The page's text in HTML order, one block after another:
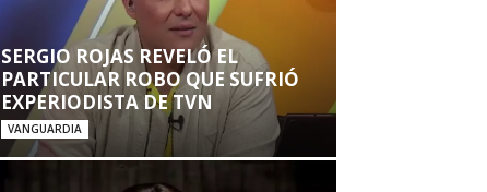
SERGIO ROJAS REVELÓ EL
PARTICULAR ROBO QUE SUFRIÓ
EXPERIODISTA DE TVN
VANGUARDIA